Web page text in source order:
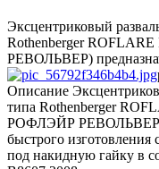
Эксцентриковый
Rothenberger
РЕВОЛЬВЕР)
Описание
типа Rothenberger
РОФЛЭЙР РЕВОЛЬВЕР)
быстрого изготовления
под накидную гайку в